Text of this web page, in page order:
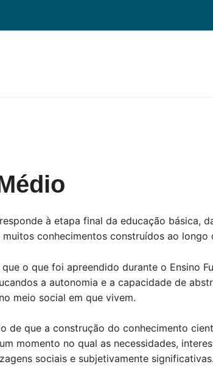
à etapa final da educação básica,
conhecimentos construídos ao longo
o que foi apreendido durante o Ensino
a autonomia e a capacidade de
meio social em que vivem.
de que a construção do conhecimento
momento no qual as necessidades,
sociais e subjetivamente significativas.